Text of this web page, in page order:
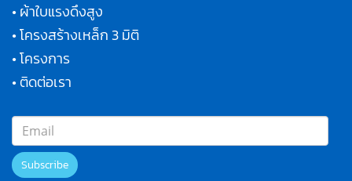
•ผ้าใบแรงดึงสูง
•โครงสร้างเหล็ก 3 มิติ
•โครงการ
•ติดต่อเรา
Subscribe